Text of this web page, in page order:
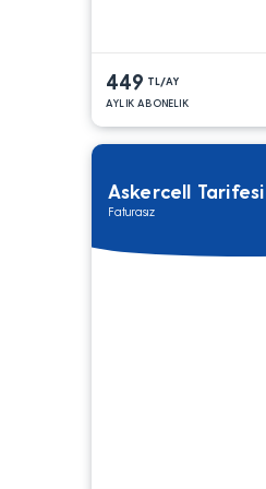
449 TL/AY
AYLIK ABONELIK
Askercell Tarifesi
Faturasız